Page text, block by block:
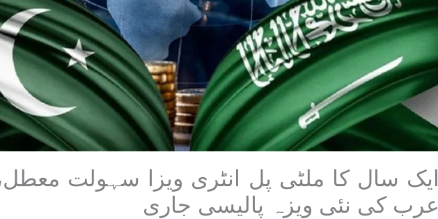
ایک سال کا ملٹی پل انٹری ویزا سہولت
عرب کی نئی ویزہ پالیسی جاری